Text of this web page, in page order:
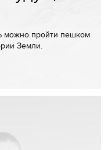
можно пройти пешком
Земли.